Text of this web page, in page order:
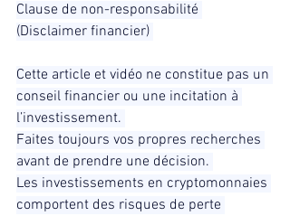
Clause de non-responsabilité
(Disclaimer financier)
Cette article et vidéo ne constitue pas un
conseil financier ou une incitation à
l’investissement.
Faites toujours vos propres recherches
avant de prendre une décision.
Les investissements en cryptomonnaies
comportent des risques de perte